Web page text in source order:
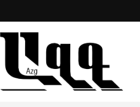
to
content